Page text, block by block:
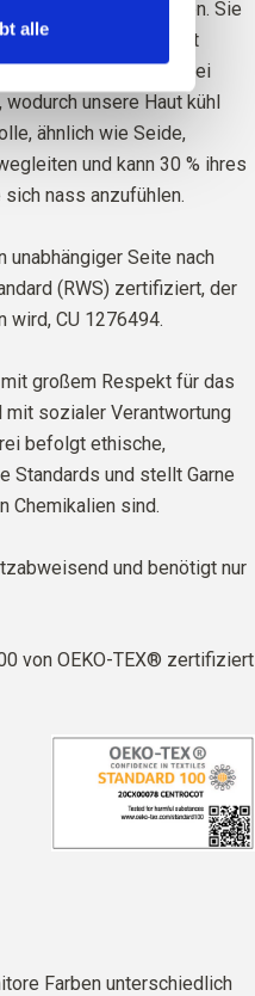
alle
Eigenschaften. Sie
heißt, die Wolle hält
warm und gibt bei
unsere Haut kühl
ähnlich wie Seide,
und kann 30 % ihres
nass anzufühlen.
Seite nach
(RWS) zertifiziert, der
wird, CU 1276494.
großem Respekt für das
mit sozialer Verantwortung
befolgt ethische,
Standards und stellt Garne
Chemikalien sind.
und benötigt nur
von OEKO-TEX® zertifiziert
Farben unterschiedlich